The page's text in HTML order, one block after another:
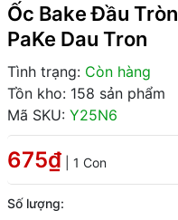
Ốc Bake Đầu
PaKe Dau Tron
Tình trạng: Còn hàng
Tồn kho: 158 sản phẩm
Mã SKU: Y25N6
675₫ | 1 Con
Số lượng: